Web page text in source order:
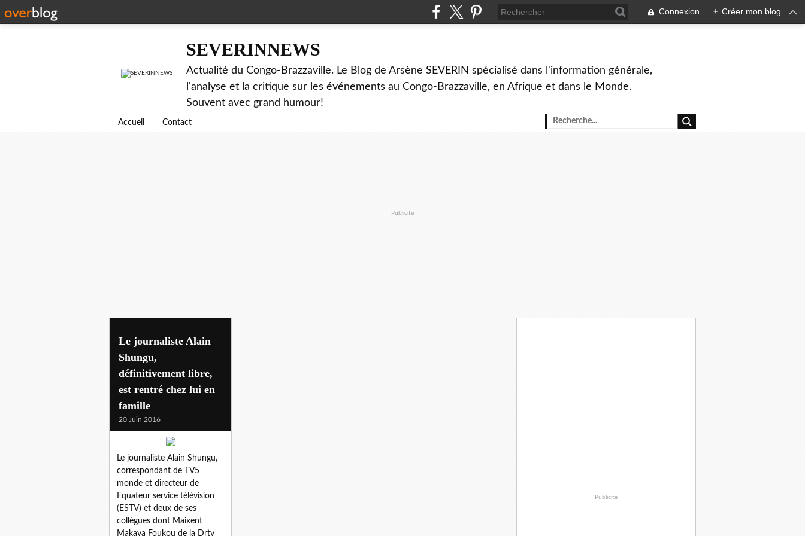
Connexion + Créer mon blog
SEVERINNEWS
Actualité du Congo-Brazzaville. Le Blog de Arsène SEVERIN spécialisé dans l'information générale,
l'analyse et la critique sur les événements au Congo-Brazzaville, en Afrique et dans le Monde.
Souvent avec grand humour!
Accueil Contact
Publicité
alain shungu
Le journaliste Alain
Shungu,
définitivement libre,
est rentré chez lui en
famille
20 Juin 2016
Le journaliste Alain Shungu,
correspondant de TV5
monde et directeur de
Equateur service télévision
(ESTV) et deux de ses
collègues dont Maixent
Makaya Foukou de la Drtv
Publicité